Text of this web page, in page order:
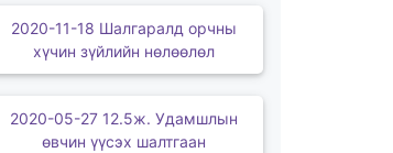
2020-11-18 Шалгаралд орчны
хүчин зүйлийн нөлөөлөл
2020-05-27 12.5ж. Удамшлын
өвчин үүсэх шалтгаан